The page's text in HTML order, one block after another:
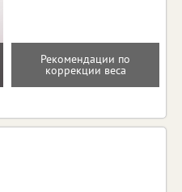
Рекомендации по
коррекции веса